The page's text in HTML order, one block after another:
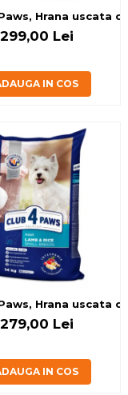
de talie mare, 14kg
Hrana uscata
299,00 Lei
IN COS
mare, cu pui,
Hrana uscata
279,00 Lei
IN COS